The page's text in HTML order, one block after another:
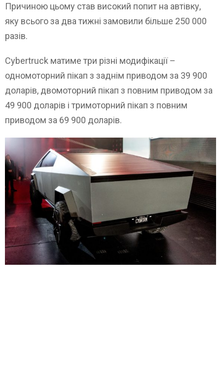
Причиною цьому став високий попит на автівку,
яку всього за два тижні замовили більше 250 000
разів.
Cybertruck матиме три різні модифікації –
одномоторний пікап з заднім приводом за 39 900
доларів, двомоторний пікап з повним приводом за
49 900 доларів і тримоторний пікап з повним
приводом за 69 900 доларів.